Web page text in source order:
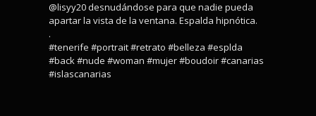
@lisyy20 desnudándose para que nadie pueda
apartar la vista de la ventana. Espalda hipnótica.
.
#tenerife #portrait #retrato #belleza #esplda
#back #nude #woman #mujer #boudoir #canarias
#islascanarias